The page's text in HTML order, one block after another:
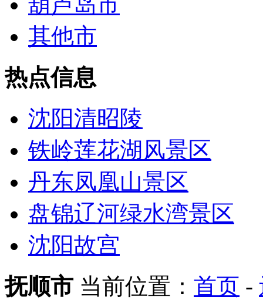
其他市
热点信息
沈阳清昭陵
铁岭莲花湖风景区
丹东凤凰山景区
盘锦辽河绿水湾景区
沈阳故宫
抚顺市 当前位置： 首页 -